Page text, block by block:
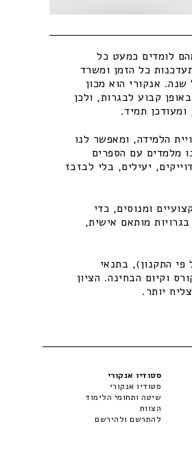
לומדים כמעט כל
כל הזמן ומשרד
אנקורי הוא מכון
קבוע לבגרות, ולכן
תמיד.
הלמידה, ומאפשר לנו
מלמדים עם הספרים
יעילים, בלי לבזבז
ומנוסים, כדי
מותאם אישית,
התקנון), בתנאי
של לפחות 90% בשיעורי הקורס וקיום הבחינה. הציון
יותר.
סטודיו אנקורי
סטודיו אנקורי
שיטה ותחומי הלימוד
הצוות
להתרשם ולהירשם